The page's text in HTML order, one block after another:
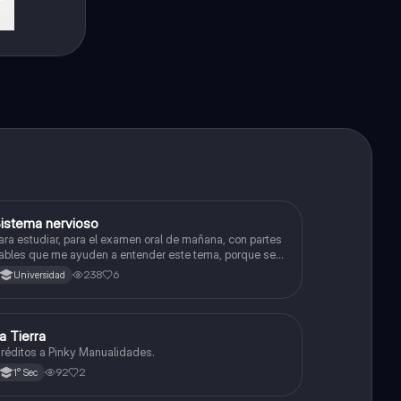
Biología nervioso
estudiar, para el examen oral de mañana, con partes
que me ayuden a entender este tema, porque se
me complica un poco ya que el tema es muy extenso y
quisiera poder lograr entenderlo mucho mejor con ayuda
Universidad 238 6
Biología
Tierra
a Pinky Manualidades.
1° Sec 92 2